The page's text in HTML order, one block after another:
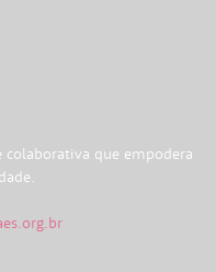
colaborativa que empodera